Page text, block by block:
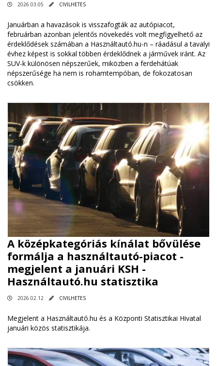
2026.03.05 CIVILHETES
Januárban a havazások is visszafogták az autópiacot,
februárban azonban jelentős növekedés volt megfigyelhető az
érdeklődések számában a Használtautó.hu-n – ráadásul a tavalyi
évhez képest is sokkal többen érdeklődnek a járművek iránt. Az
SUV-k különösen népszerűek, miközben a ferdehátúak
népszerűsége ha nem is rohamtempóban, de fokozatosan
csökken.
A középkategóriás kínálat bővülése
formálja a használtautó-piacot -
megjelent a januári KSH -
Használtautó.hu statisztika
2026.02.12 CIVILHETES
Megjelent a Használtautó.hu és a Központi Statisztikai Hivatal
januári közös statisztikája.